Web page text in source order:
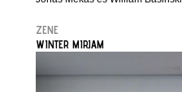
ZENE
WINTER MIRJAM